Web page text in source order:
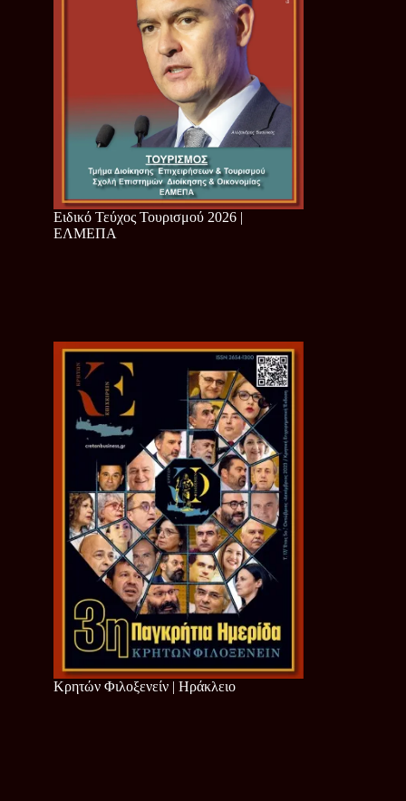
Ειδικό Τεύχος Τουρισμού 2026 |
ΕΛΜΕΠΑ
Κρητών Φιλοξενείν | Ηράκλειο